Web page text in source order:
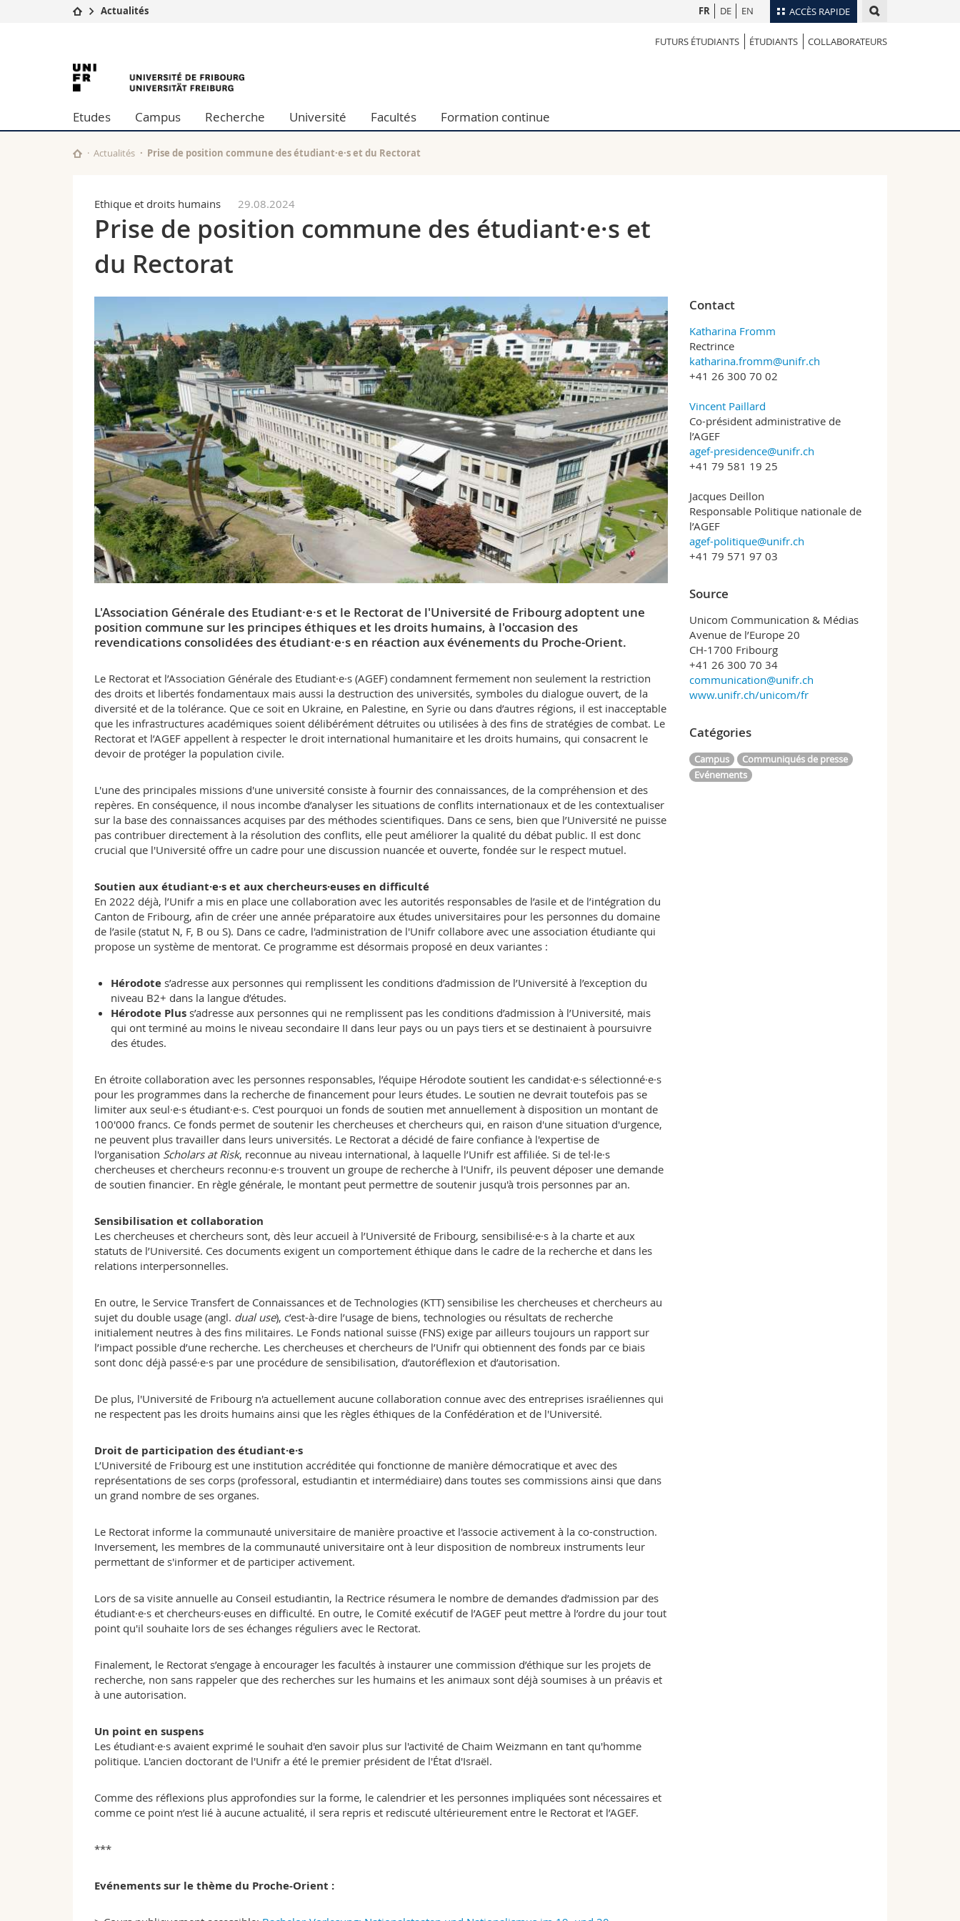
ACCÈS RAPIDE
Etudes
Campus
Université
Formation continue
Lettres et sciences humaines
Sciences de l'éducation et de la formation
Sciences et médecine
Collaborateurs
Annuaire du personnel
Programme des cours
FR DE EN
Actualités
FUTURS ÉTUDIANTS ÉTUDIANTS COLLABORATEURS
University
of
Fribourg
Etudes Campus Recherche Université Facultés Formation continue
Actualités Prise de position commune des étudiant·e·s et du Rectorat
Ethique et droits humains 29.08.2024
Prise de position commune des étudiant·e·s et
du Rectorat
L'Association Générale des Etudiant·e·s et le Rectorat de l'Université de Fribourg adoptent une
position commune sur les principes éthiques et les droits humains, à l'occasion des
revendications consolidées des étudiant·e·s en réaction aux événements du Proche-Orient.
Le Rectorat et l’Association Générale des Etudiant·e·s (AGEF) condamnent fermement non seulement la restriction
des droits et libertés fondamentaux mais aussi la destruction des universités, symboles du dialogue ouvert, de la
diversité et de la tolérance. Que ce soit en Ukraine, en Palestine, en Syrie ou dans d’autres régions, il est inacceptable
que les infrastructures académiques soient délibérément détruites ou utilisées à des fins de stratégies de combat. Le
Rectorat et l’AGEF appellent à respecter le droit international humanitaire et les droits humains, qui consacrent le
devoir de protéger la population civile.
L'une des principales missions d'une université consiste à fournir des connaissances, de la compréhension et des
repères. En conséquence, il nous incombe d’analyser les situations de conflits internationaux et de les contextualiser
sur la base des connaissances acquises par des méthodes scientifiques. Dans ce sens, bien que l’Université ne puisse
pas contribuer directement à la résolution des conflits, elle peut améliorer la qualité du débat public. Il est donc
crucial que l'Université offre un cadre pour une discussion nuancée et ouverte, fondée sur le respect mutuel.
Soutien aux étudiant·e·s et aux chercheurs·euses en difficulté
En 2022 déjà, l’Unifr a mis en place une collaboration avec les autorités responsables de l’asile et de l’intégration du
Canton de Fribourg, afin de créer une année préparatoire aux études universitaires pour les personnes du domaine
de l’asile (statut N, F, B ou S). Dans ce cadre, l'administration de l'Unifr collabore avec une association étudiante qui
propose un système de mentorat. Ce programme est désormais proposé en deux variantes :
Hérodotes’adresse aux personnes qui remplissent les conditions d’admission de l’Université à l’exception du
niveau B2+ dans la langue d’études.
Hérodote Pluss’adresse aux personnes qui ne remplissent pas les conditions d’admission à l’Université, mais
qui ont terminé au moins le niveau secondaire II dans leur pays ou un pays tiers et se destinaient à poursuivre
des études.
En étroite collaboration avec les personnes responsables, l’équipe Hérodote soutient les candidat·e·s sélectionné·e·s
pour les programmes dans la recherche de financement pour leurs études. Le soutien ne devrait toutefois pas se
limiter aux seul·e·s étudiant·e·s. C'est pourquoi un fonds de soutien met annuellement à disposition un montant de
100'000 francs. Ce fonds permet de soutenir les chercheuses et chercheurs qui, en raison d'une situation d'urgence,
ne peuvent plus travailler dans leurs universités. Le Rectorat a décidé de faire confiance à l'expertise de
l'organisation Scholars at Risk, reconnue au niveau international, à laquelle l’Unifr est affiliée. Si de tel·le·s
chercheuses et chercheurs reconnu·e·s trouvent un groupe de recherche à l'Unifr, ils peuvent déposer une demande
de soutien financier. En règle générale, le montant peut permettre de soutenir jusqu'à trois personnes par an.
Sensibilisation et collaboration
Les chercheuses et chercheurs sont, dès leur accueil à l’Université de Fribourg, sensibilisé·e·s à la charte et aux
statuts de l’Université. Ces documents exigent un comportement éthique dans le cadre de la recherche et dans les
relations interpersonnelles.
En outre, le Service Transfert de Connaissances et de Technologies (KTT) sensibilise les chercheuses et chercheurs au
sujet du double usage (angl. dual use), c’est-à-dire l’usage de biens, technologies ou résultats de recherche
initialement neutres à des fins militaires. Le Fonds national suisse (FNS) exige par ailleurs toujours un rapport sur
l’impact possible d’une recherche. Les chercheuses et chercheurs de l’Unifr qui obtiennent des fonds par ce biais
sont donc déjà passé·e·s par une procédure de sensibilisation, d’autoréflexion et d’autorisation.
De plus, l'Université de Fribourg n'a actuellement aucune collaboration connue avec des entreprises israéliennes qui
ne respectent pas les droits humains ainsi que les règles éthiques de la Confédération et de l'Université.
Droit de participation des étudiant·e·s
L’Université de Fribourg est une institution accréditée qui fonctionne de manière démocratique et avec des
représentations de ses corps (professoral, estudiantin et intermédiaire) dans toutes ses commissions ainsi que dans
un grand nombre de ses organes.
Le Rectorat informe la communauté universitaire de manière proactive et l'associe activement à la co-construction.
Inversement, les membres de la communauté universitaire ont à leur disposition de nombreux instruments leur
permettant de s'informer et de participer activement.
Lors de sa visite annuelle au Conseil estudiantin, la Rectrice résumera le nombre de demandes d’admission par des
étudiant·e·s et chercheurs·euses en difficulté. En outre, le Comité exécutif de l’AGEF peut mettre à l’ordre du jour tout
point qu'il souhaite lors de ses échanges réguliers avec le Rectorat.
Finalement, le Rectorat s’engage à encourager les facultés à instaurer une commission d’éthique sur les projets de
recherche, non sans rappeler que des recherches sur les humains et les animaux sont déjà soumises à un préavis et
à une autorisation.
Un point en suspens
Les étudiant·e·s avaient exprimé le souhait d'en savoir plus sur l'activité de Chaim Weizmann en tant qu'homme
politique. L'ancien doctorant de l'Unifr a été le premier président de l'État d'Israël.
Comme des réflexions plus approfondies sur la forme, le calendrier et les personnes impliquées sont nécessaires et
comme ce point n’est lié à aucune actualité, il sera repris et rediscuté ultérieurement entre le Rectorat et l’AGEF.
***
Evénements sur le thème du Proche-Orient :
Contact
Katharina Fromm
Rectrince
katharina.fromm@unifr.ch
+41 26 300 70 02
Vincent Paillard
Co-président administrative de
l’AGEF
agef-presidence@unifr.ch
+41 79 581 19 25
Jacques Deillon
Responsable Politique nationale de
l’AGEF
agef-politique@unifr.ch
+41 79 571 97 03
Source
Unicom Communication & Médias
Avenue de l’Europe 20
CH-1700 Fribourg
+41 26 300 70 34
communication@unifr.ch
www.unifr.ch/unicom/fr
Catégories
Campus
Communiqués de presse
Evénements